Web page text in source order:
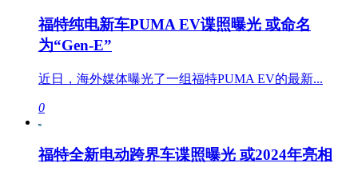
福特纯电新车PUMA EV谍照曝光 或命名
为“Gen-E”
近日，海外媒体曝光了一组福特PUMA EV的最新...
0
福特全新电动跨界车谍照曝光 或2024年亮相